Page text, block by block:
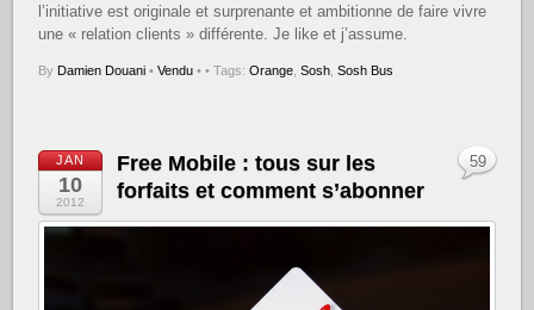
l’initiative est originale et surprenante et ambitionne de faire vivre
une « relation clients » différente. Je like et j’assume.
By Damien Douani • Vendu • • Tags:Orange ,Sosh ,Sosh Bus
JAN
10
2012
Free Mobile : tous sur les
forfaits et comment s’abonner
59